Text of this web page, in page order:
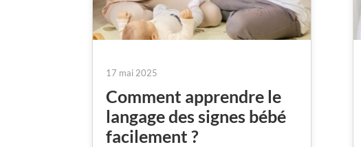
17 mai 2025
Comment apprendre le
langage des signes bébé
facilement ?